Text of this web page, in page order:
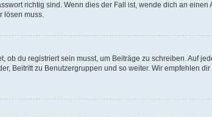
richtig sind. Wenn dies der Fall ist, wende dich an
lösen muss.
du registriert sein musst, um Beiträge zu schreiben. Auf
Beitritt zu Benutzergruppen und so weiter. Wir empfehlen